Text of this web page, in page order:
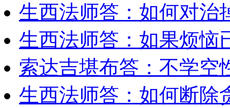
生西法师答：如何对治
生西法师答：如果烦恼
索达吉堪布答：​不学空
生西法师答：如何断除